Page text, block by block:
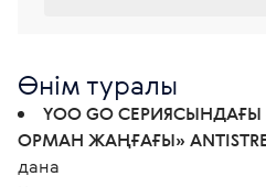
Өнім туралы
YOO GO
ОРМАН ЖАҢҒАҒЫ»
дана